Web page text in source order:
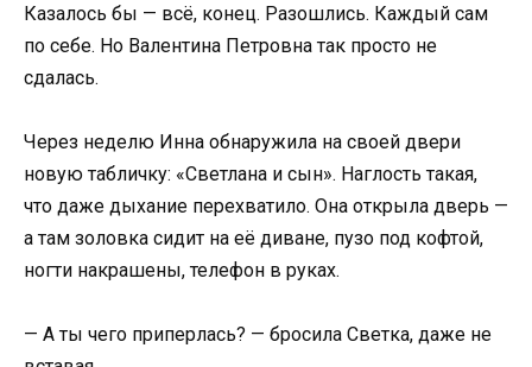
Казалось бы — всё, конец. Разошлись. Каждый сам
по себе. Но Валентина Петровна так просто не
сдалась.
Через неделю Инна обнаружила на своей двери
новую табличку: «Светлана и сын». Наглость такая,
что даже дыхание перехватило. Она открыла дверь —
а там золовка сидит на её диване, пузо под кофтой,
ногти накрашены, телефон в руках.
— А ты чего приперлась? — бросила Светка, даже не